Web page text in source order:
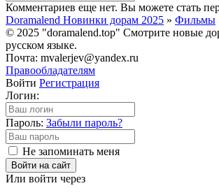
Комментариев еще нет. Вы можете стать
Doramalend Новинки дорам 2025 » Фильмы
© 2025 "doramalend.top" Смотрите новые
русском языке.
Почта: mvalerjev@yandex.ru
Правообладателям
Войти Регистрация
Логин:
Пароль: Забыли пароль?
Не запоминать меня
Войти на сайт
Или войти через